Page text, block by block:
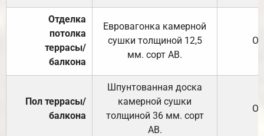
Отделка
потолка
террасы/
балкона
Евровагонка камерной
сушки толщиной 12,5
мм. сорт АВ.
Пол террасы/
балкона
Шпунтованная доска
камерной сушки
толщиной 36 мм. сорт
АВ.